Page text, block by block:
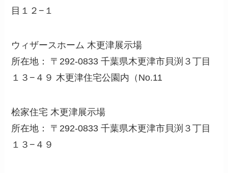
目１２−１
ウィザースホーム 木更津展示場
所在地： 〒292-0833 千葉県木更津市貝渕３丁目
１３−４９ 木更津住宅公園内（No.11
桧家住宅 木更津展示場
所在地： 〒292-0833 千葉県木更津市貝渕３丁目
１３−４９